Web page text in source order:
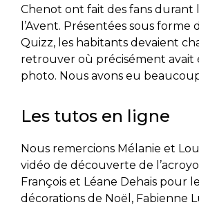
Chenot ont fait des fans durant
l’Avent. Présentées sous forme
Quizz, les habitants devaient
retrouver où précisément avait
photo. Nous avons eu
Les tutos en ligne
Nous remercions Mélanie et
vidéo de découverte de
François et Léane Dehais pour
décorations de Noël, Fabienne